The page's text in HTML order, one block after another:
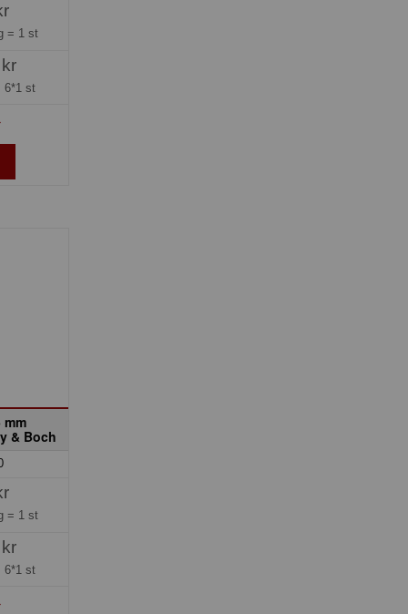
= 1 st
6*1 st
mm
& Boch
= 1 st
6*1 st